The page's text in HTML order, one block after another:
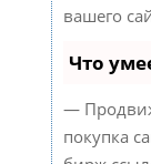
вашего
Что
—
покупка